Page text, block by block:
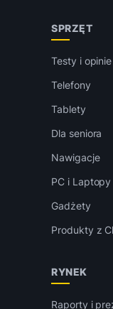
SPRZĘT
Testy i opinie
Telefony
Tablety
Dla seniora
Nawigacje
PC i Laptopy
Gadżety
Produkty z
RYNEK
Raporty i